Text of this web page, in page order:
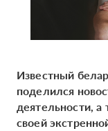
Известный
поделился
деятельности,
своей